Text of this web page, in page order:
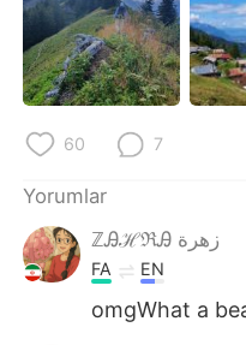
60 7
Yorumlar
ℤᎯℋℜᎯ زهرة
FA EN
omgWhat a